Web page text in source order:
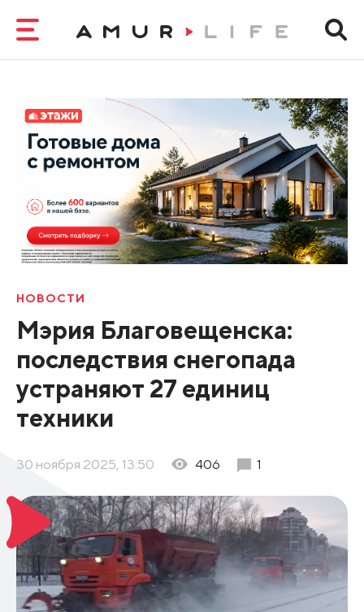
НОВОСТИ
Мэрия Благовещенска:
последствия снегопада
устраняют 27 единиц
техники
30 ноября 2025, 13:50 406 1